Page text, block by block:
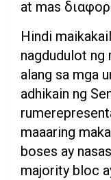
at mas
Hindi
nagdudulot ng
alang sa mga
adhikain ng
maaaring
boses ay
majority bloc